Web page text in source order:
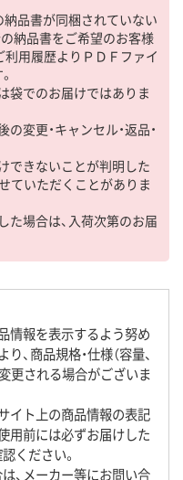
納品書が同梱されていない
納品書をご希望のお客様
利用履歴よりＰＤＦファイ
袋でのお届けではありま
変更・キャンセル・返品・
できないことが判明した
ていただくことがありま
た場合は、入荷次第のお届
情報を表示するよう努め
、商品規格・仕様（容量、
更される場合がございま
イト上の商品情報の表記
用前には必ずお届けした
ください。
、メーカー等にお問い合